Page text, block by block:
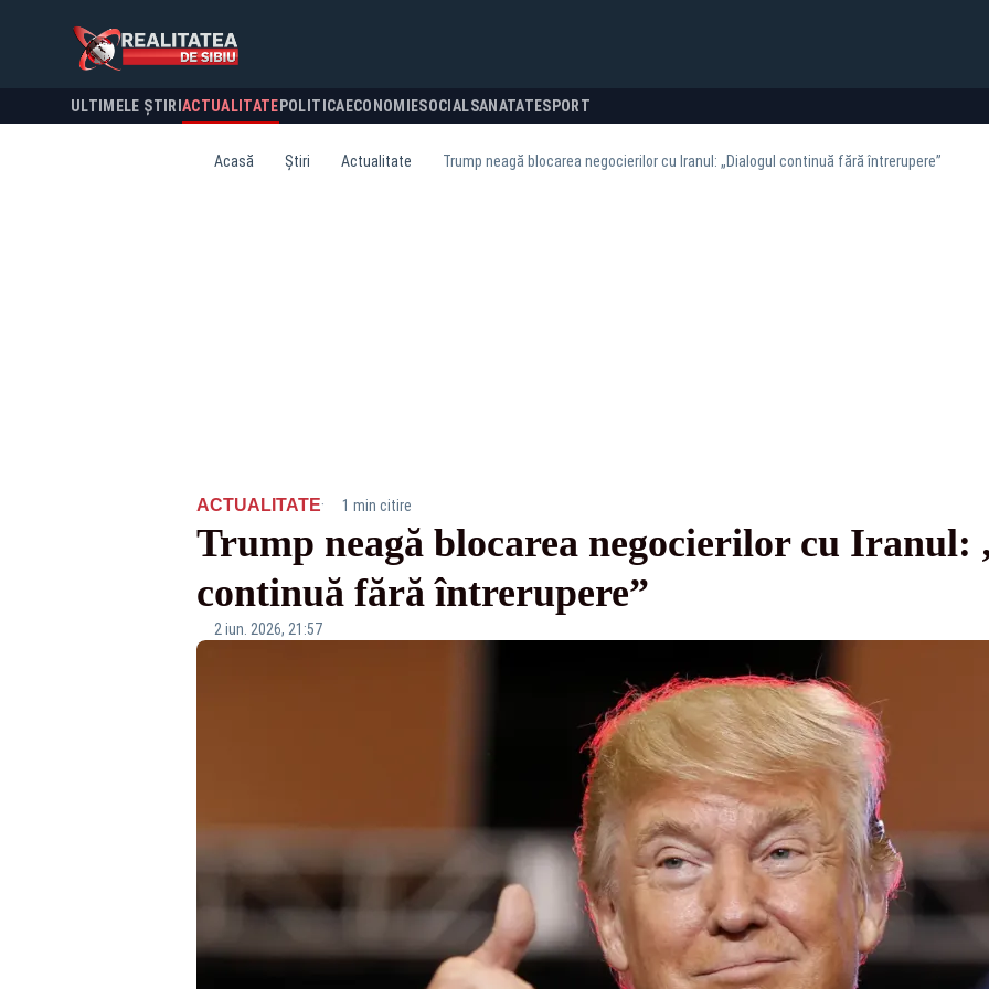
ULTIMELE ȘTIRI ACTUALITATE POLITICA ECONOMIESOCIALSANATATESPORT
Acasă Știri Actualitate Trump neagă blocarea negocierilor cu Iranul: „Dialogul continuă fără întrerupere”
ACTUALITATE· 1 min citire
Trump neagă blocarea negocierilor cu Iranul:
continuă fără întrerupere”
2 iun. 2026, 21:57